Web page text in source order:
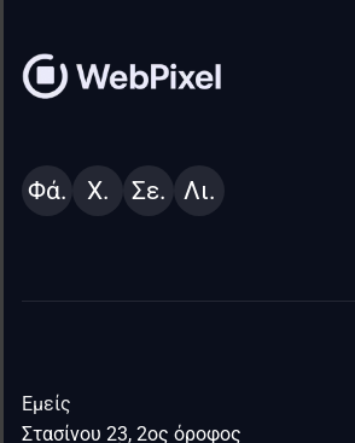
Φά. Χ. Σε. Λι.
Εμείς
Στασίνου 23, 2ος όροφος